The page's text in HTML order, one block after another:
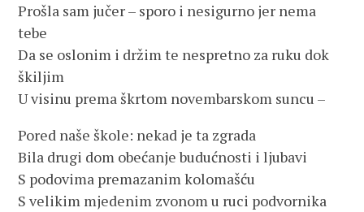
Prošla sam jučer – sporo i nesigurno jer nema
tebe
Da se oslonim i držim te nespretno za ruku dok
škiljim
U visinu prema škrtom novembarskom suncu –
Pored naše škole: nekad je ta zgrada
Bila drugi dom obećanje budućnosti i ljubavi
S podovima premazanim kolomašću
S velikim mjedenim zvonom u ruci podvornika